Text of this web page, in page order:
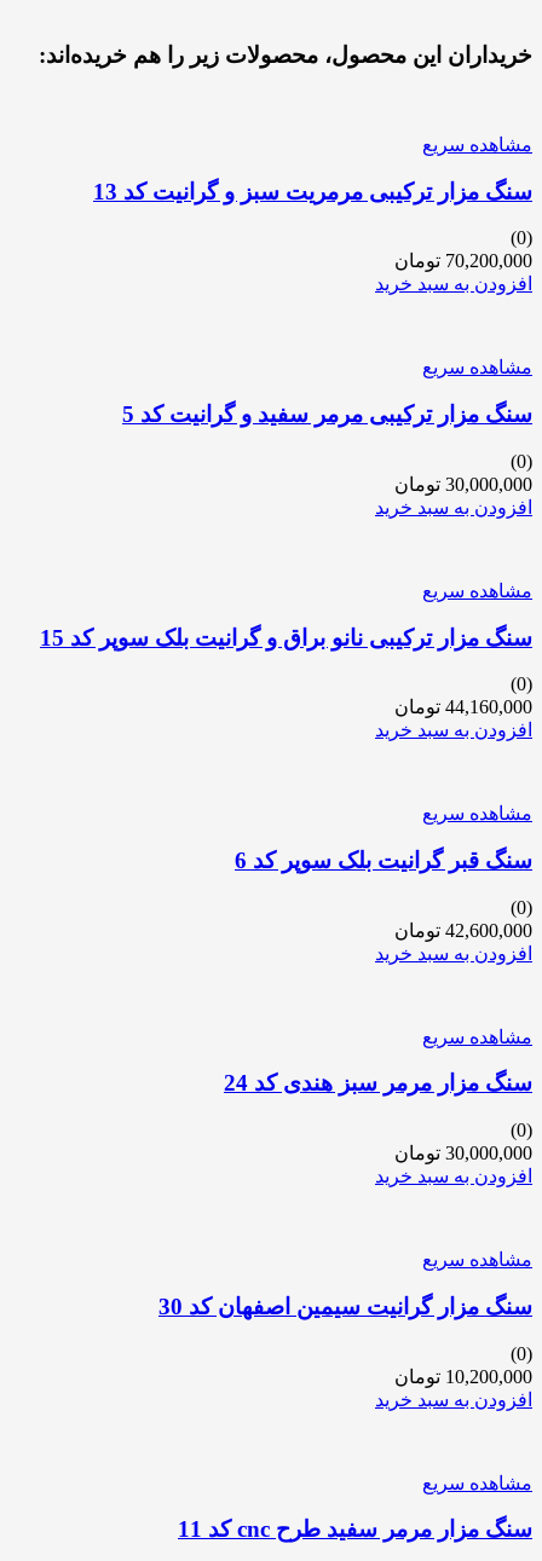
خریداران این محصول، محصولات زیر را هم خریده‌اند:
مشاهده سریع
سنگ مزار ترکیبی مرمریت سبز و گرانیت کد 13
(0)
70,200,000 تومان
افزودن به سبد خرید
مشاهده سریع
سنگ مزار ترکیبی مرمر سفید و گرانیت کد 5
(0)
30,000,000 تومان
افزودن به سبد خرید
مشاهده سریع
سنگ مزار ترکیبی نانو براق و گرانیت بلک سوپر کد 15
(0)
44,160,000 تومان
افزودن به سبد خرید
مشاهده سریع
سنگ قبر گرانیت بلک سوپر کد 6
(0)
42,600,000 تومان
افزودن به سبد خرید
مشاهده سریع
سنگ مزار مرمر سبز هندی کد 24
(0)
30,000,000 تومان
افزودن به سبد خرید
مشاهده سریع
سنگ مزار گرانیت سیمین اصفهان کد 30
(0)
10,200,000 تومان
افزودن به سبد خرید
مشاهده سریع
سنگ مزار مرمر سفید طرح cnc کد 11